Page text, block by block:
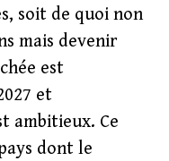
soit de quoi non
mais devenir
est
et
ambitieux. Ce
dont le